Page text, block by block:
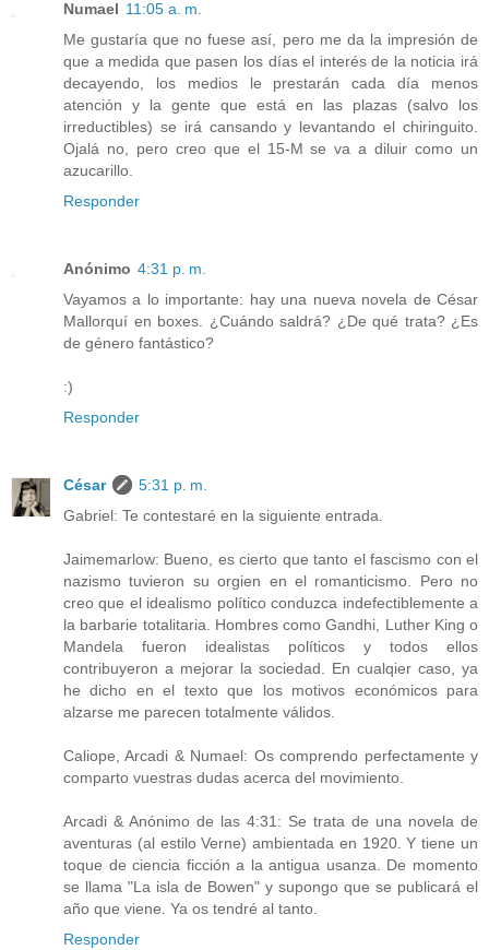
Numael 11:05 a. m.
Me gustaría que no fuese así, pero me da la impresión de
que a medida que pasen los días el interés de la noticia irá
decayendo, los medios le prestarán cada día menos
atención y la gente que está en las plazas (salvo los
irreductibles) se irá cansando y levantando el chiringuito.
Ojalá no, pero creo que el 15-M se va a diluir como un
azucarillo.
Responder
Anónimo 4:31 p. m.
Vayamos a lo importante: hay una nueva novela de César
Mallorquí en boxes. ¿Cuándo saldrá? ¿De qué trata? ¿Es
de género fantástico?
:)
Responder
César
5:31 p. m.
Gabriel: Te contestaré en la siguiente entrada.
Jaimemarlow: Bueno, es cierto que tanto el fascismo con el
nazismo tuvieron su orgien en el romanticismo. Pero no
creo que el idealismo político conduzca indefectiblemente a
la barbarie totalitaria. Hombres como Gandhi, Luther King o
Mandela fueron idealistas políticos y todos ellos
contribuyeron a mejorar la sociedad. En cualqier caso, ya
he dicho en el texto que los motivos económicos para
alzarse me parecen totalmente válidos.
Caliope, Arcadi & Numael: Os comprendo perfectamente y
comparto vuestras dudas acerca del movimiento.
Arcadi & Anónimo de las 4:31: Se trata de una novela de
aventuras (al estilo Verne) ambientada en 1920. Y tiene un
toque de ciencia ficción a la antigua usanza. De momento
se llama "La isla de Bowen" y supongo que se publicará el
año que viene. Ya os tendré al tanto.
Responder